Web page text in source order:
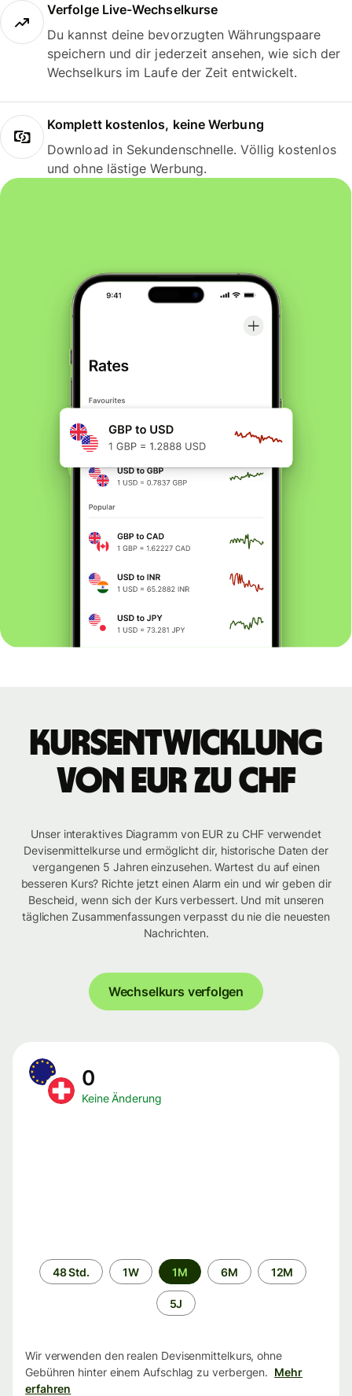
Verfolge Live-Wechselkurse
Du kannst deine bevorzugten Währungspaare
speichern und dir jederzeit ansehen, wie sich der
Wechselkurs im Laufe der Zeit entwickelt.
Komplett kostenlos, keine Werbung
Download in Sekundenschnelle. Völlig kostenlos
und ohne lästige Werbung.
Kursentwicklung
von EUR zu CHF
Unser interaktives Diagramm von EUR zu CHF verwendet
Devisenmittelkurse und ermöglicht dir, historische Daten der
vergangenen 5 Jahren einzusehen. Wartest du auf einen
besseren Kurs? Richte jetzt einen Alarm ein und wir geben dir
Bescheid, wenn sich der Kurs verbessert. Und mit unseren
täglichen Zusammenfassungen verpasst du nie die neuesten
Nachrichten.
Wechselkurs verfolgen
0
Keine Änderung
Zeitraum
48 Std. 1W 1M 6M 12M
5J
Wir verwenden den realen Devisenmittelkurs, ohne
Gebühren hinter einem Aufschlag zu verbergen. Mehr
erfahren